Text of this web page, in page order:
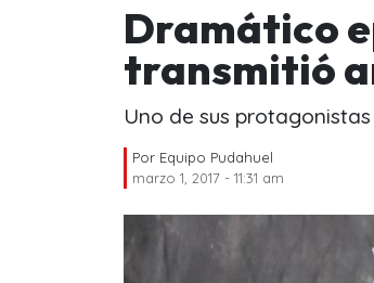
Dramático
transmitió
Uno de sus
Por Equipo Pudahuel
marzo 1, 2017 - 11:31 am